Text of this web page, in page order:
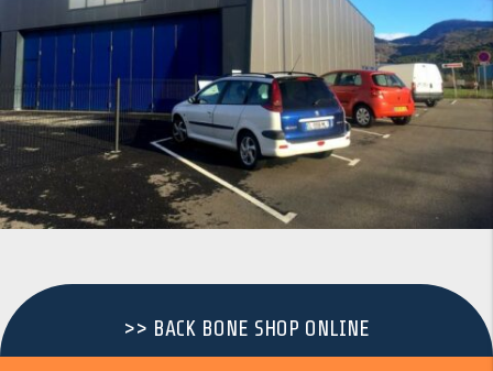
>> BACK BONE SHOP ONLINE